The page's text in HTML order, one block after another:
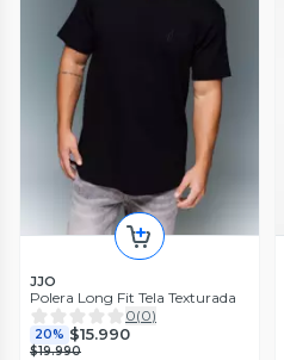
JJO
Polera Long Fit Tela Texturada
0(0)
20% $15.990
$19.990